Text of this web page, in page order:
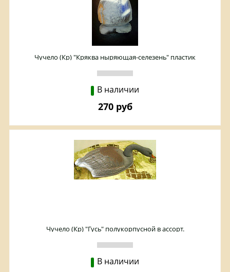
Чучело (Кр) "Кряква ныряющая-селезень" пластик
В наличии
270 руб
Чучело (Кр) "Гусь" полукорпусной в ассорт.
В наличии